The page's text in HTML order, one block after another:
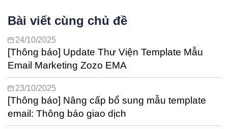
Bài viết cùng chủ đề
24/10/2025
[Thông báo] Update Thư Viện Template Mẫu
Email Marketing Zozo EMA
23/10/2025
[Thông báo] Nâng cấp bổ sung mẫu template
email: Thông báo giao dịch